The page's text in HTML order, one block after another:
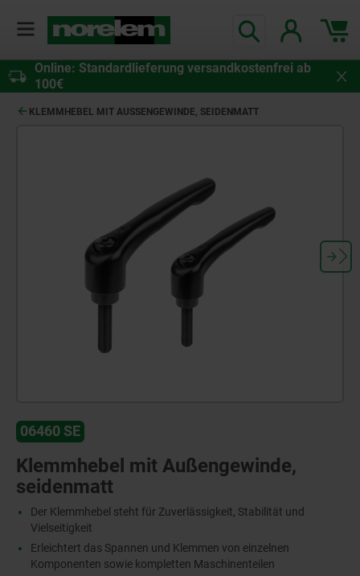
Online: Standardlieferung versandkostenfrei ab
100€
KLEMMHEBEL MIT AUSSENGEWINDE, SEIDENMATT
06460 SE
Klemmhebel mit Außengewinde,
seidenmatt
Der Klemmhebel steht für Zuverlässigkeit, Stabilität und
Vielseitigkeit
Erleichtert das Spannen und Klemmen von einzelnen
Komponenten sowie kompletten Maschinenteilen